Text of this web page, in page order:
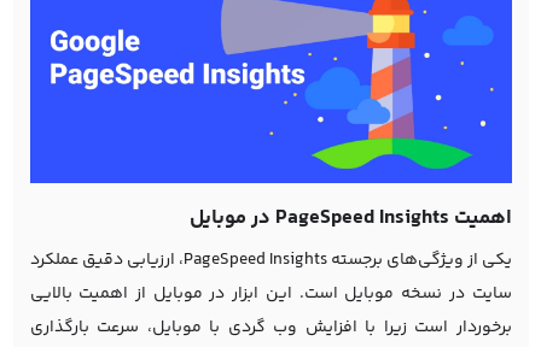
اهمیت PageSpeed Insights در موبایل
یکی از ویژگی‌های برجسته PageSpeed Insights، ارزیابی دقیق عملکرد
سایت در نسخه موبایل است. این ابزار در موبایل از اهمیت بالایی
برخوردار است زیرا با افزایش وب گردی با موبایل، سرعت بارگذاری